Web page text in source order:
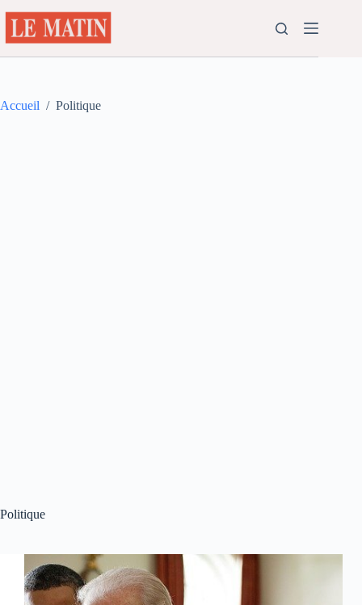
au
contenu
Accueil / Politique
Politique